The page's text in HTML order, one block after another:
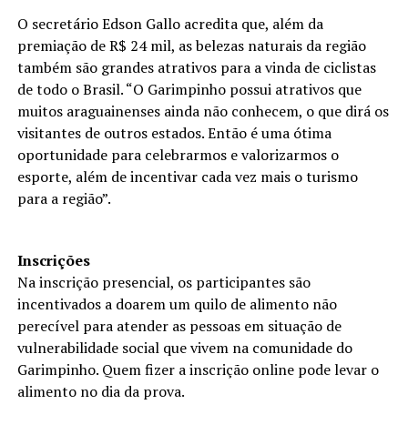
O secretário Edson Gallo acredita que, além da
premiação de R$ 24 mil, as belezas naturais da região
também são grandes atrativos para a vinda de ciclistas
de todo o Brasil. “O Garimpinho possui atrativos que
muitos araguainenses ainda não conhecem, o que dirá os
visitantes de outros estados. Então é uma ótima
oportunidade para celebrarmos e valorizarmos o
esporte, além de incentivar cada vez mais o turismo
para a região”.
Inscrições
Na inscrição presencial, os participantes são
incentivados a doarem um quilo de alimento não
perecível para atender as pessoas em situação de
vulnerabilidade social que vivem na comunidade do
Garimpinho. Quem fizer a inscrição online pode levar o
alimento no dia da prova.